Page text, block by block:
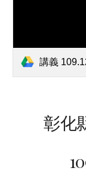
講義 109.12.3生
彰化